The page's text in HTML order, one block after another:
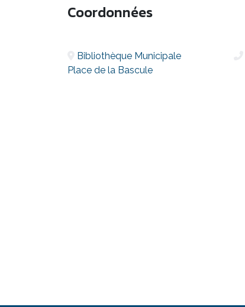
Coordonnées
Bibliothèque Municipale
Place de la Bascule